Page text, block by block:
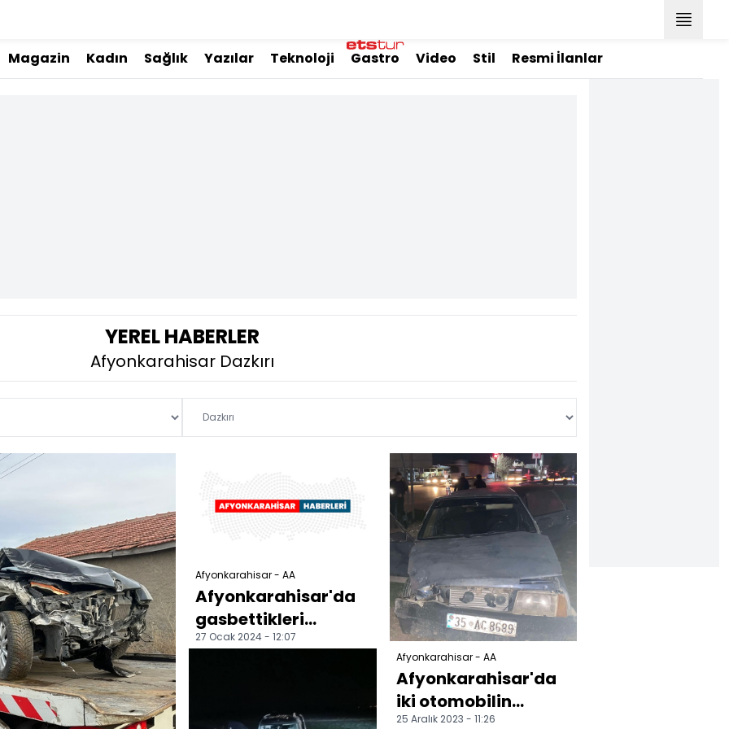
Magazin Kadın Sağlık Yazılar Teknoloji Gastro Video Stil Resmi İlanlar
YEREL HABERLER
Afyonkarahisar Dazkırı
Afyonkarahisar - AA
Afyonkarahisar'da
gasbettikleri
otomobilin traktöre
27 Ocak 2024 - 12:07
Afyonkarahisar - AA
Afyonkarahisar'da
iki otomobilin
çarpışması sonucu
25 Aralık 2023 - 11:26